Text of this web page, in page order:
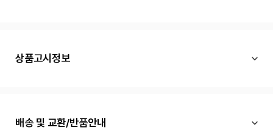
상품고시정보
배송 및 교환/반품안내